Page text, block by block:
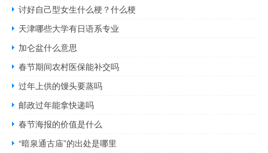
讨好自己型女生什么梗？什么梗
天津哪些大学有日语系专业
加仑盆什么意思
春节期间农村医保能补交吗
过年上供的馒头要蒸吗
邮政过年能拿快递吗
春节海报的价值是什么
“暗泉通古庙”的出处是哪里